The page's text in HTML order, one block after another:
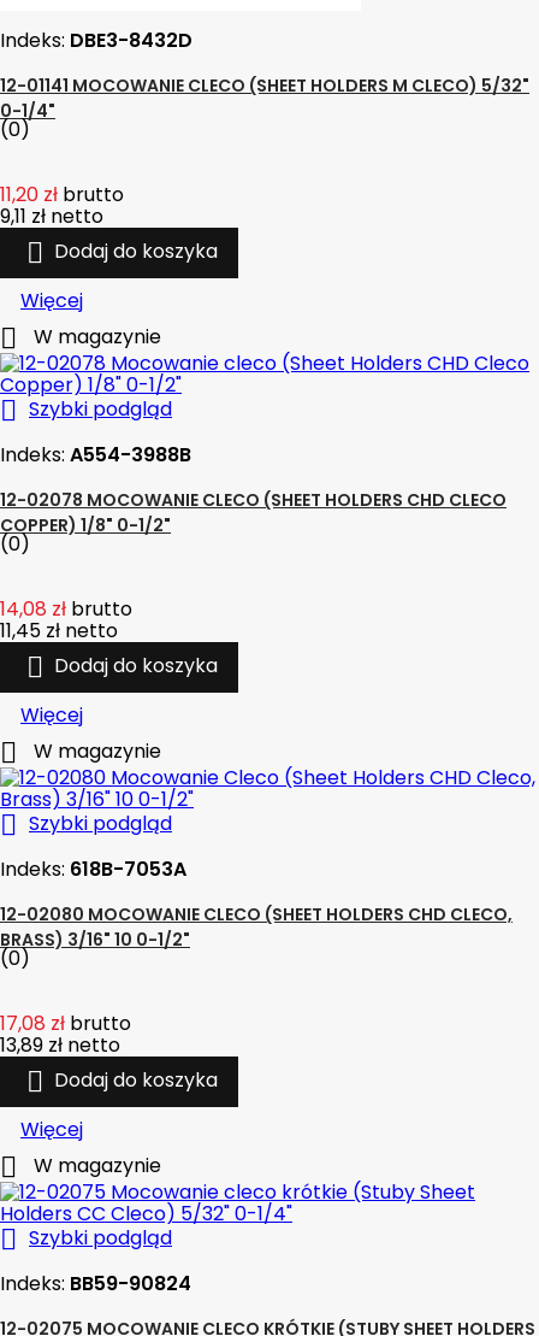
Indeks: DBE3-8432D
12-01141 MOCOWANIE CLECO (SHEET HOLDERS M CLECO) 5/32"
0-1/4"
(0)
11,20 zł brutto
9,11 zł netto
 Dodaj do koszyka
Więcej
 W magazynie
 Szybki podgląd
Indeks: A554-3988B
12-02078 MOCOWANIE CLECO (SHEET HOLDERS CHD CLECO
COPPER) 1/8" 0-1/2"
(0)
14,08 zł brutto
11,45 zł netto
 Dodaj do koszyka
Więcej
 W magazynie
 Szybki podgląd
Indeks: 618B-7053A
12-02080 MOCOWANIE CLECO (SHEET HOLDERS CHD CLECO,
BRASS) 3/16" 10 0-1/2"
(0)
17,08 zł brutto
13,89 zł netto
 Dodaj do koszyka
Więcej
 W magazynie
 Szybki podgląd
Indeks: BB59-90824
12-02075 MOCOWANIE CLECO KRÓTKIE (STUBY SHEET HOLDERS